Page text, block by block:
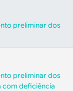
preliminar dos
preliminar dos
com deficiência